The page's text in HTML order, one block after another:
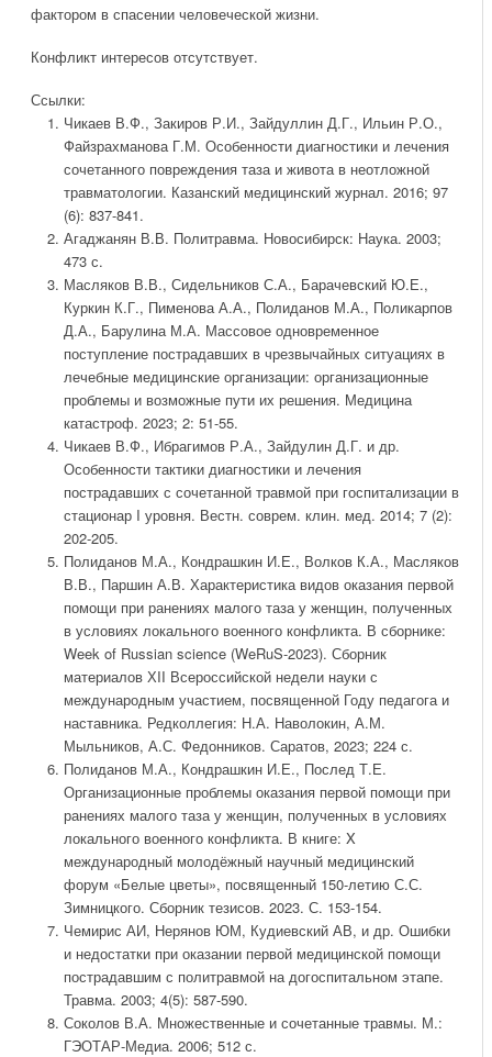
фактором в спасении человеческой жизни.
Конфликт интересов отсутствует.
Ссылки:
Чикаев В.Ф., Закиров Р.И., Зайдуллин Д.Г., Ильин Р.О.,
Файзрахманова Г.М. Особенности диагностики и лечения
сочетанного повреждения таза и живота в неотложной
травматологии. Казанский медицинский журнал. 2016; 97
(6): 837-841.
Агаджанян В.В. Политравма. Новосибирск: Наука. 2003;
473 с.
Масляков В.В., Сидельников С.А., Барачевский Ю.Е.,
Куркин К.Г., Пименова А.А., Полиданов М.А., Поликарпов
Д.А., Барулина М.А. Массовое одновременное
поступление пострадавших в чрезвычайных ситуациях в
лечебные медицинские организации: организационные
проблемы и возможные пути их решения. Медицина
катастроф. 2023; 2: 51-55.
Чикаев В.Ф., Ибрагимов Р.А., Зайдулин Д.Г. и др.
Особенности тактики диагностики и лечения
пострадавших с сочетанной травмой при госпитализации в
стационар I уровня. Вестн. соврем. клин. мед. 2014; 7 (2):
202-205.
Полиданов М.А., Кондрашкин И.Е., Волков К.А., Масляков
В.В., Паршин А.В. Характеристика видов оказания первой
помощи при ранениях малого таза у женщин, полученных
в условиях локального военного конфликта. В сборнике:
Week of Russian science (WeRuS-2023). Сборник
материалов ХII Всероссийской недели науки с
международным участием, посвященной Году педагога и
наставника. Редколлегия: Н.А. Наволокин, А.М.
Мыльников, А.С. Федонников. Саратов, 2023; 224 с.
Полиданов М.А., Кондрашкин И.Е., Послед Т.Е.
Организационные проблемы оказания первой помощи при
ранениях малого таза у женщин, полученных в условиях
локального военного конфликта. В книге: X
международный молодёжный научный медицинский
форум «Белые цветы», посвященный 150-летию С.С.
Зимницкого. Сборник тезисов. 2023. С. 153-154.
Чемирис АИ, Нерянов ЮМ, Кудиевский АВ, и др. Ошибки
и недостатки при оказании первой медицинской помощи
пострадавшим с политравмой на догоспитальном этапе.
Травма. 2003; 4(5): 587-590.
Соколов В.А. Множественные и сочетанные травмы. М.:
ГЭОТАР-Медиа. 2006; 512 с.